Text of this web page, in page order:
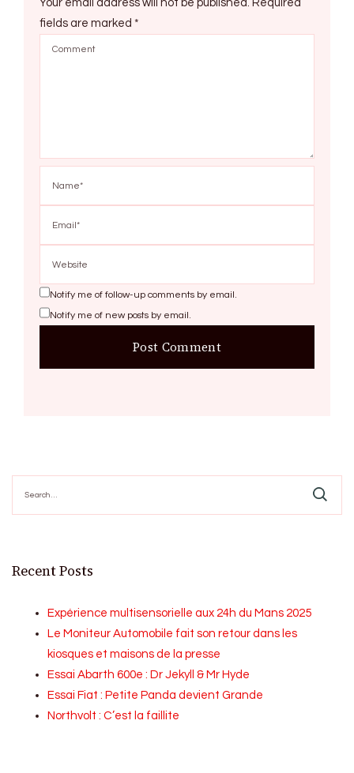
Your email address will not be published. Required
fields are marked *
Notify me of follow-up comments by email.
Notify me of new posts by email.
for:
Recent Posts
Expérience multisensorielle aux 24h du Mans 2025
Le Moniteur Automobile fait son retour dans les
kiosques et maisons de la presse
Essai Abarth 600e : Dr Jekyll & Mr Hyde
Essai Fiat : Petite Panda devient Grande
Northvolt : C’est la faillite